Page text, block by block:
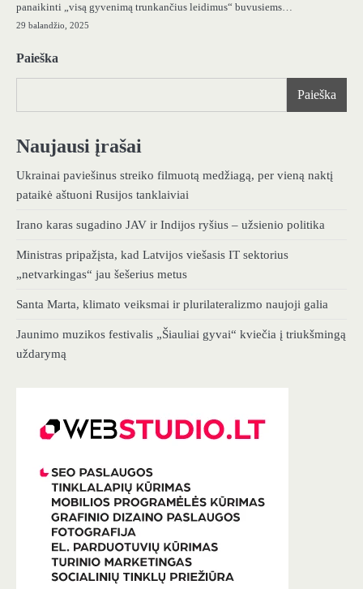
panaikinti „visą gyvenimą trunkančius leidimus“ buvusiems…
29 balandžio, 2025
Paieška
Paieška
Naujausi įrašai
Ukrainai paviešinus streiko filmuotą medžiagą, per vieną naktį
pataikė aštuoni Rusijos tanklaiviai
Irano karas sugadino JAV ir Indijos ryšius – užsienio politika
Ministras pripažįsta, kad Latvijos viešasis IT sektorius
„netvarkingas“ jau šešerius metus
Santa Marta, klimato veiksmai ir plurilateralizmo naujoji galia
Jaunimo muzikos festivalis „Šiauliai gyvai“ kviečia į triukšmingą
uždarymą